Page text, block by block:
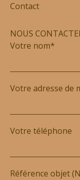
Contact
NOUS
Votre nom*
Votre adresse de
Votre téléphone
Référence objet